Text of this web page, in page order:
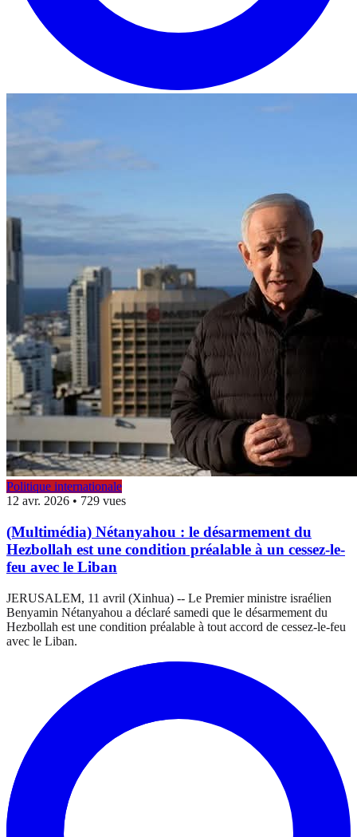
Politique internationale
12 avr. 2026 • 729 vues
(Multimédia) Nétanyahou : le désarmement du
Hezbollah est une condition préalable à un cessez-le-
feu avec le Liban
JERUSALEM, 11 avril (Xinhua) -- Le Premier ministre israélien
Benyamin Nétanyahou a déclaré samedi que le désarmement du
Hezbollah est une condition préalable à tout accord de cessez-le-feu
avec le Liban.